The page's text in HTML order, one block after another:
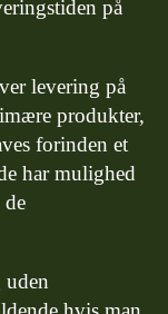
på
levering på
produkter,
forinden et
har mulighed
de
uden